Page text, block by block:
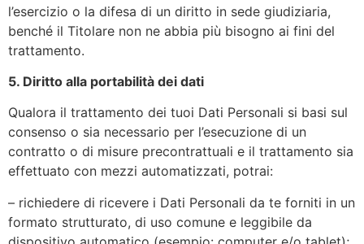
l’esercizio o la difesa di un diritto in sede giudiziaria,
benché il Titolare non ne abbia più bisogno ai fini del
trattamento.
5. Diritto alla portabilità dei dati
Qualora il trattamento dei tuoi Dati Personali si basi sul
consenso o sia necessario per l’esecuzione di un
contratto o di misure precontrattuali e il trattamento sia
effettuato con mezzi automatizzati, potrai:
– richiedere di ricevere i Dati Personali da te forniti in un
formato strutturato, di uso comune e leggibile da